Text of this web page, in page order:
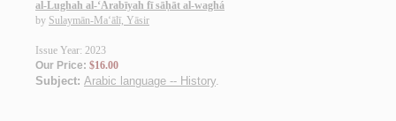
al-Lughah al-‘Arabīyah fī sāḥāt al-waghá
by Sulaymān-Ma‘ālī, Yāsir
Issue Year: 2023
Our Price: $16.00
Subject: Arabic language -- History.